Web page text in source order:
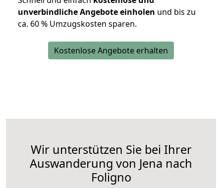
unverbindliche Angebote einholen und bis zu
ca. 60 % Umzugskosten sparen.
Kostenlose Angebote erhalten
Wir unterstützen Sie bei Ihrer
Auswanderung von Jena nach
Foligno